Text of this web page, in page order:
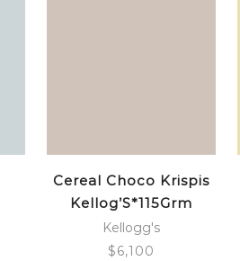
Cereal Choco Krispis
Kellog’S*115Grm
Kellogg's
$6,100